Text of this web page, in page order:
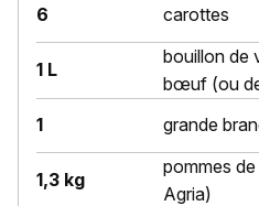
6 carottes
1 L
bouillon de
bœuf (ou
1
grande
1,3 kg
pommes
Agria)